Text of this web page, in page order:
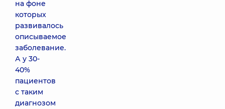
на фоне
которых
развивалось
описываемое
заболевание.
А у 30-
40%
пациентов
с таким
диагнозом